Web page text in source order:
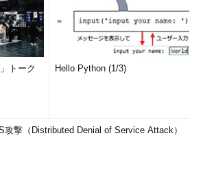
トーク
Hello Python (1/3)
攻撃（Distributed Denial of Service Attack）